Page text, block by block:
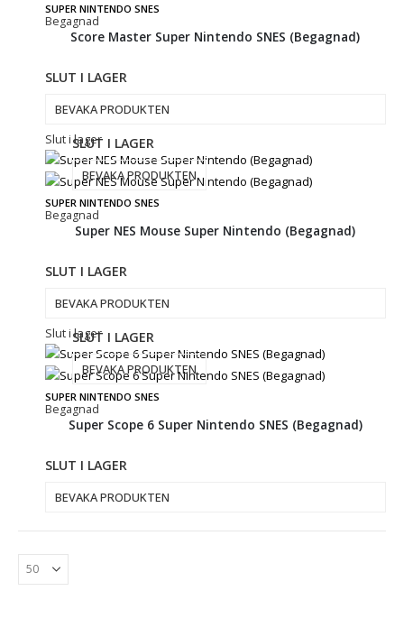
SUPER NINTENDO SNES
Begagnad
Score Master Super Nintendo SNES (Begagnad)
SLUT I LAGER
BEVAKA PRODUKTEN
Slut i lager
SUPER NINTENDO SNES
Begagnad
SLUT I LAGER
BEVAKA PRODUKTEN
Super NES Mouse Super Nintendo (Begagnad)
SLUT I LAGER
BEVAKA PRODUKTEN
Slut i lager
SUPER NINTENDO SNES
Begagnad
SLUT I LAGER
BEVAKA PRODUKTEN
Super Scope 6 Super Nintendo SNES (Begagnad)
SLUT I LAGER
BEVAKA PRODUKTEN